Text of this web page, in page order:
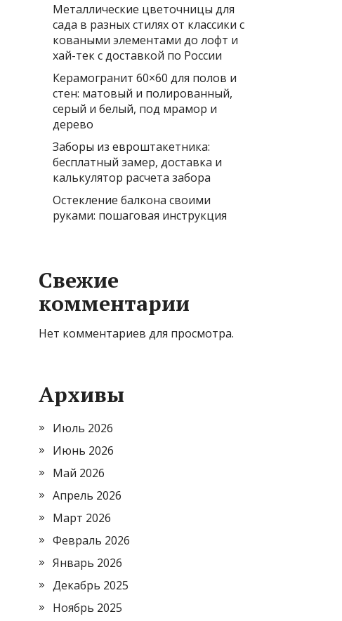
Металлические цветочницы для
сада в разных стилях от классики с
коваными элементами до лофт и
хай-тек с доставкой по России
Керамогранит 60×60 для полов и
стен: матовый и полированный,
серый и белый, под мрамор и
дерево
Заборы из евроштакетника:
бесплатный замер, доставка и
калькулятор расчета забора
Остекление балкона своими
руками: пошаговая инструкция
Свежие
комментарии
Нет комментариев для просмотра.
Архивы
Июль 2026
Июнь 2026
Май 2026
Апрель 2026
Март 2026
Февраль 2026
Январь 2026
Декабрь 2025
Ноябрь 2025